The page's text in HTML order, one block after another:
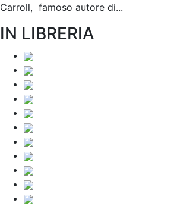
Carroll, famoso autore di...
IN LIBRERIA